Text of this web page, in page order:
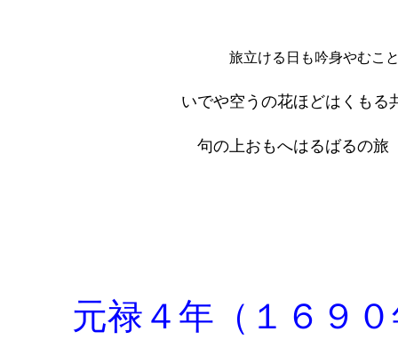
旅立ける日も吟身やむこ
いでや空うの花ほどはくもる
句の上おもへはるばるの旅
元禄４年（１６９